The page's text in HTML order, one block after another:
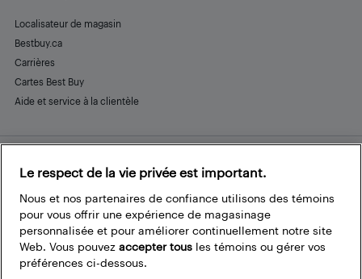
Localisateur de magasin
Bestbuy.ca
Carrières
Cartes Best Buy
Aide et service à la clientèle
Restez connecté
FacebookInstagram
PinterestLinkedInYouTube
Le respect de la vie privée est important.
Nous et nos partenaires de confiance utilisons des témoins
pour vous offrir une expérience de magasinage
personnalisée et pour améliorer continuellement notre site
Web. Vous pouvez accepter tous les témoins ou gérer vos
préférences ci-dessous.